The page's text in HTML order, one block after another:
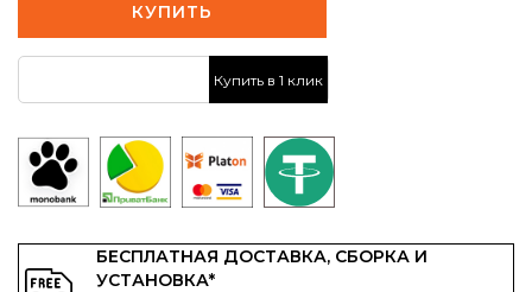
КУПИТЬ
Купить в 1 клик
БЕСПЛАТНАЯ ДОСТАВКА, СБОРКА И
УСТАНОВКА*